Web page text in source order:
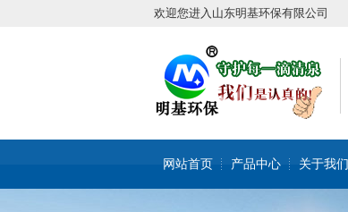
欢迎您进入山东明基环保有限公司
网站首页 产品中心 关于我们